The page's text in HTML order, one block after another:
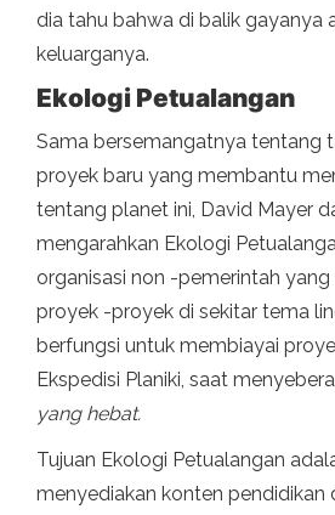
dia tahu bahwa di balik gayanya
keluarganya.
Ekologi Petualangan
Sama bersemangatnya tentang
proyek baru yang membantu
tentang planet ini, David Mayer
mengarahkan Ekologi
organisasi non -pemerintah
proyek -proyek di sekitar tema
berfungsi untuk membiayai
Ekspedisi Planiki, saat
yang hebat.
Tujuan Ekologi Petualangan
menyediakan konten pendidikan